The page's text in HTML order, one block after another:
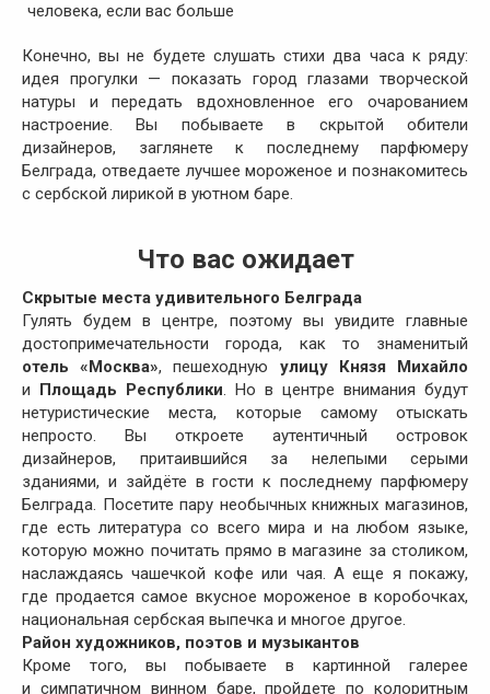
человека, если вас больше
Конечно, вы не будете слушать стихи два часа к ряду:
идея прогулки — показать город глазами творческой
натуры и передать вдохновленное его очарованием
настроение. Вы побываете в скрытой обители
дизайнеров, заглянете к последнему парфюмеру
Белграда, отведаете лучшее мороженое и познакомитесь
с сербской лирикой в уютном баре.
Что вас ожидает
Скрытые места удивительного Белграда
Гулять будем в центре, поэтому вы увидите главные
достопримечательности города, как то знаменитый
отель «Москва», пешеходную улицу Князя Михайло
и
Площадь Республики. Но в центре внимания будут
нетуристические места, которые самому отыскать
непросто. Вы откроете аутентичный островок
дизайнеров, притаившийся за нелепыми серыми
зданиями, и зайдёте в гости к последнему парфюмеру
Белграда. Посетите пару необычных книжных магазинов,
где есть литература со всего мира и на любом языке,
которую можно почитать прямо в магазине за столиком,
наслаждаясь чашечкой кофе или чая. А еще я покажу,
где продается самое вкусное мороженое в коробочках,
национальная сербская выпечка и многое другое.
Район художников, поэтов и музыкантов
Кроме того, вы побываете в картинной галерее
и симпатичном винном баре, пройдете по колоритным